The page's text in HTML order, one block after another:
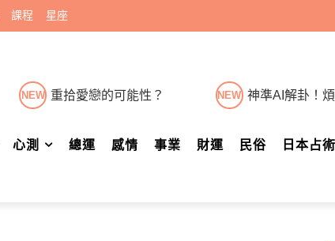
課程 星座
NEW 重拾愛戀的可能性？ NEW 神準AI解卦！
心測 總運 感情 事業 財運 民俗 日本占術